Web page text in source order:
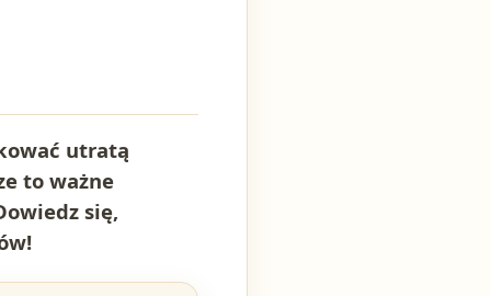
utratą
to ważne
się,